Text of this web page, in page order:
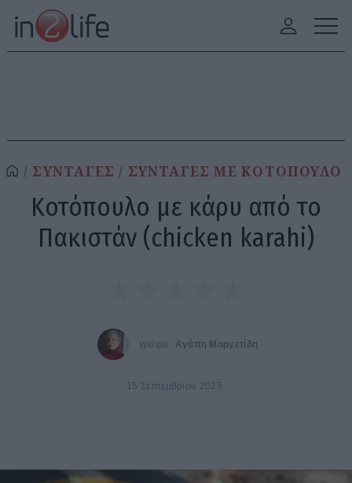
ΣΥΝΤΑΓΕΣ ΣΥΝΤΑΓΕΣ ΜΕ ΚΟΤΟΠΟΥΛΟ
Κοτόπουλο με κάρυ από το
Πακιστάν (chicken karahi)
γράφει: Αγάπη Μαργετίδη
15 Σεπτεμβρίου 2025